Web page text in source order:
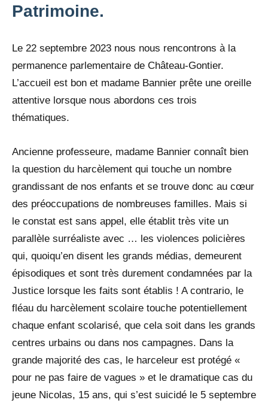
Patrimoine.
Le 22 septembre 2023 nous nous rencontrons à la
permanence parlementaire de Château-Gontier.
L’accueil est bon et madame Bannier prête une oreille
attentive lorsque nous abordons ces trois
thématiques.
Ancienne professeure, madame Bannier connaît bien
la question du harcèlement qui touche un nombre
grandissant de nos enfants et se trouve donc au cœur
des préoccupations de nombreuses familles. Mais si
le constat est sans appel, elle établit très vite un
parallèle surréaliste avec … les violences policières
qui, quoiqu’en disent les grands médias, demeurent
épisodiques et sont très durement condamnées par la
Justice lorsque les faits sont établis ! A contrario, le
fléau du harcèlement scolaire touche potentiellement
chaque enfant scolarisé, que cela soit dans les grands
centres urbains ou dans nos campagnes. Dans la
grande majorité des cas, le harceleur est protégé «
pour ne pas faire de vagues » et le dramatique cas du
jeune Nicolas, 15 ans, qui s’est suicidé le 5 septembre